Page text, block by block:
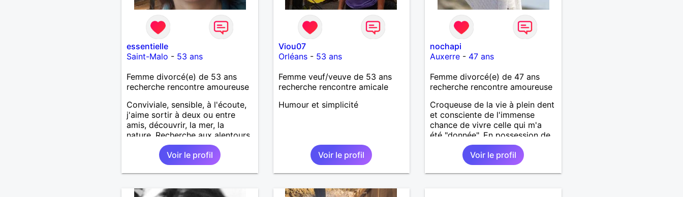
essentielle
Saint-Malo - 53 ans
Femme divorcé(e) de 53 ans
recherche rencontre amoureuse
Conviviale, sensible, à l'écoute,
j'aime sortir à deux ou entre
amis, découvrir, la mer, la
nature. Recherche aux alentours
de Saint-Malo
Voir le profil
Viou07
Orléans- 53 ans
Femme veuf/veuve de 53 ans
recherche rencontre amicale
Humour et simplicité
Voir le profil
nochapi
Auxerre - 47 ans
Femme divorcé(e) de 47 ans
recherche rencontre amoureuse
Croqueuse de la vie à plein dent
et consciente de l'immense
chance de vivre celle qui m'a
été "donnée". En possession de
toutes ses facultés mentales et
physiques. Célibataire mais pas
solitaire, je mène une vie bien
remplie. Je ne suis pas sur ce
Voir le profil